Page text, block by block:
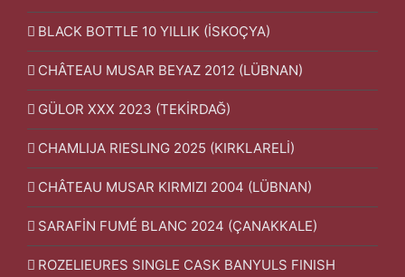
BLACK BOTTLE 10 YILLIK (İSKOÇYA)
CHÂTEAU MUSAR BEYAZ 2012 (LÜBNAN)
GÜLOR XXX 2023 (TEKİRDAĞ)
CHAMLIJA RIESLING 2025 (KIRKLARELİ)
CHÂTEAU MUSAR KIRMIZI 2004 (LÜBNAN)
SARAFİN FUMÉ BLANC 2024 (ÇANAKKALE)
ROZELIEURES SINGLE CASK BANYULS FINISH